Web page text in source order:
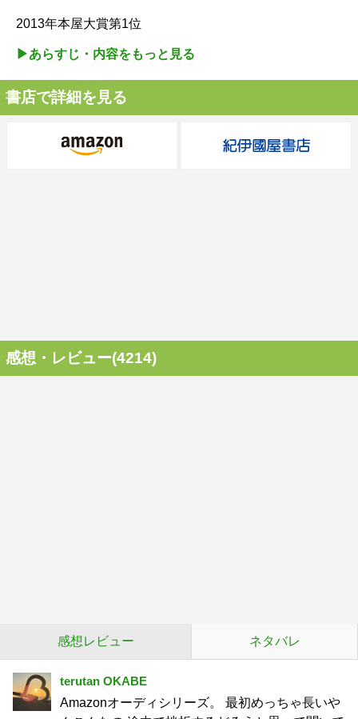
2013年本屋大賞第1位
▶︎あらすじ・内容をもっと見る
書店で詳細を見る
感想・レビュー(4214)
感想レビュー ネタバレ
terutan OKABE
Amazonオーディシリーズ。 最初めっちゃ長いや